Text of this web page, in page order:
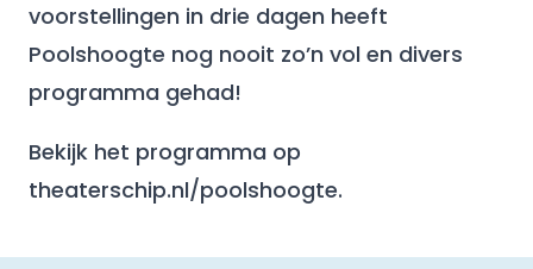
voorstellingen in drie dagen heeft
Poolshoogte nog nooit zo’n vol en divers
programma gehad!
Bekijk het programma op
theaterschip.nl/poolshoogte.